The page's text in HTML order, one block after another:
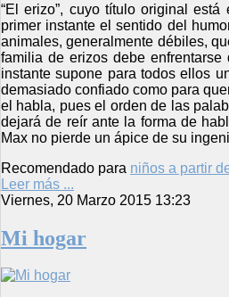
“El erizo”, cuyo título original está
primer instante el sentido del
animales, generalmente débiles,
familia de erizos debe
instante supone para todos ellos
demasiado confiado como para
el habla, pues el orden de las
dejará de reír ante la forma de
Max no pierde un ápice de su
Recomendado para niños a partir
Leer más ...
Viernes, 20 Marzo 2015 13:23
Mi hogar